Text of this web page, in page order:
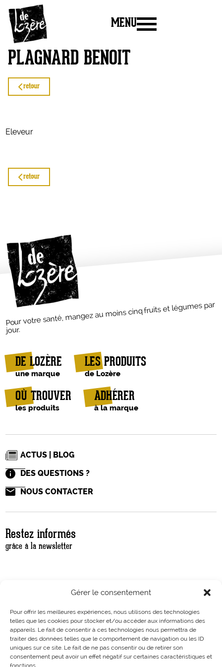
Gérer le consentement
Pour offrir les meilleures expériences, nous utilisons des technologies
telles que les cookies pour stocker et/ou accéder aux informations des
appareils. Le fait de consentir à ces technologies nous permettra de
traiter des données telles que le comportement de navigation ou les ID
uniques sur ce site. Le fait de ne pas consentir ou de retirer son
consentement peut avoir un effet négatif sur certaines caractéristiques et
fonctions.
MENU
PLAGNARD BENOIT
retour
Eleveur
retour
Pour votre santé, mangez au moins cinq fruits et légumes par
jour.
DE LOZÈRE
une marque
LES PRODUITS
de Lozère
OÙ TROUVER
les produits
ADHÉRER
à la marque
ACTUS | BLOG
DES QUESTIONS ?
NOUS CONTACTER
Restez informés
grâce à la newsletter